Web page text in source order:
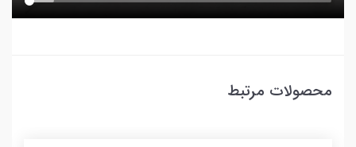
محصولات مرتبط